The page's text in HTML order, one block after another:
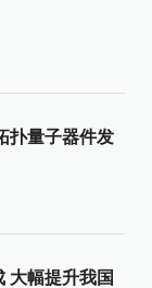
扑量子器件发
大幅提升我国